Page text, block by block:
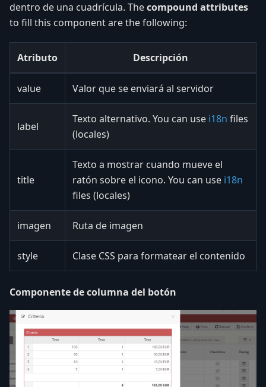
dentro de una cuadrícula. Thecompound attributes
to fill this component are the following:
Atributo Descripción
value Valor que se enviará al servidor
label
Texto alternativo. You can use i18n files
(locales)
title
Texto a mostrar cuando mueve el
ratón sobre el icono. You can use i18n
files (locales)
imagen Ruta de imagen
style Clase CSS para formatear el contenido
Componente de columna del botón